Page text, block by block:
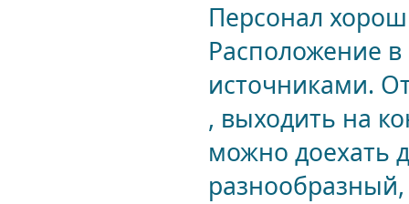
Персонал
Расположение
источниками.
, выходить на
можно доехать